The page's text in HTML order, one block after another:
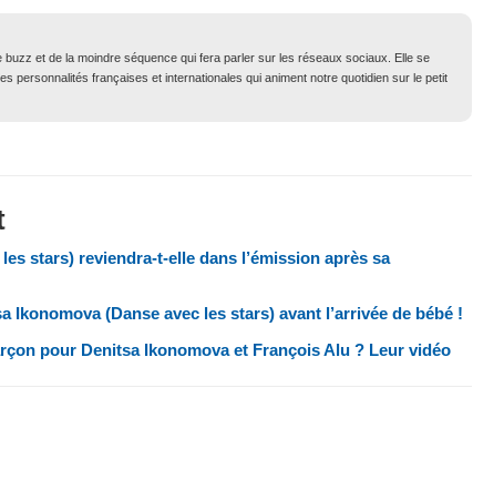
buzz et de la moindre séquence qui fera parler sur les réseaux sociaux. Elle se
personnalités françaises et internationales qui animent notre quotidien sur le petit
stars) reviendra-t-elle dans l’émission après sa
Ikonomova (Danse avec les stars) avant l’arrivée de bébé !
pour Denitsa Ikonomova et François Alu ? Leur vidéo